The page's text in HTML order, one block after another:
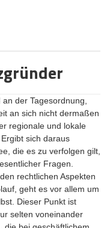
Kryptowährung
als Währung, wenn sie
bezahlen.
diese Kriterien für
der Tagesordnung,
an sich nicht dermaßen
regionale und lokale
sich daraus
die es zu verfolgen gilt,
Fragen.
rechtlichen Aspekten
geht es vor allem um
Dieser Punkt ist
selten voneinander